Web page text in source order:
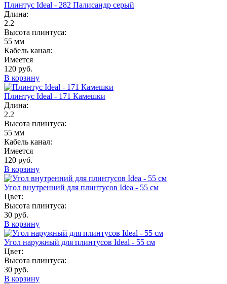
Плинтус Ideal - 282 Палисандр серый
Длина:
2.2
Высота плинтуса:
55 мм
Кабель канал:
Имеется
120 руб.
В корзину
Плинтус Ideal - 171 Камешки
Длина:
2.2
Высота плинтуса:
55 мм
Кабель канал:
Имеется
120 руб.
В корзину
Угол внутренний для плинтусов Idea - 55 см
Цвет:
Высота плинтуса:
30 руб.
В корзину
Угол наружный для плинтусов Ideal - 55 см
Цвет:
Высота плинтуса:
30 руб.
В корзину